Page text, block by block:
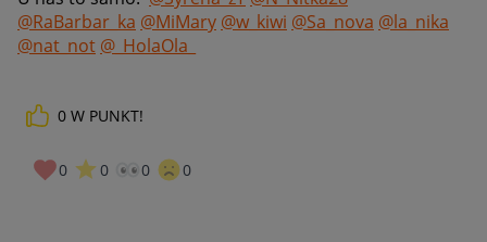
@RaBarbar_ka @MiMary @w_kiwi @Sa_nova @la_nika
@nat_not @_HolaOla_
0 W PUNKT!
0 0 0 0